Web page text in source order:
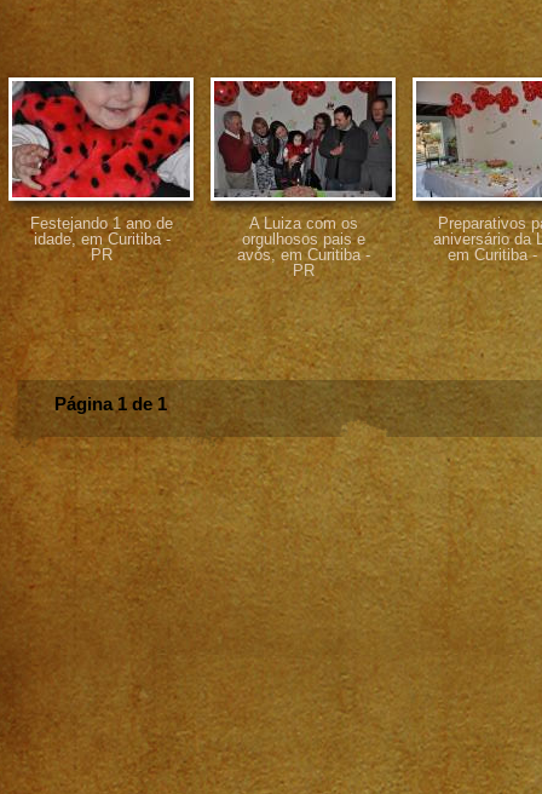
Festejando 1 ano de
idade, em Curitiba -
PR
A Luiza com os
orgulhosos pais e
avós, em Curitiba -
PR
Preparativos
aniversário da
em Curitiba -
Página 1 de 1